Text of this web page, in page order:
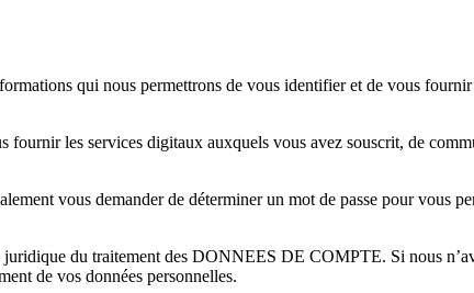
qui nous permettrons de vous identifier et de vous
les services digitaux auxquels vous avez souscrit, de
vous demander de déterminer un mot de passe pour vous
du traitement des DONNEES DE COMPTE. Si nous
de vos données personnelles.